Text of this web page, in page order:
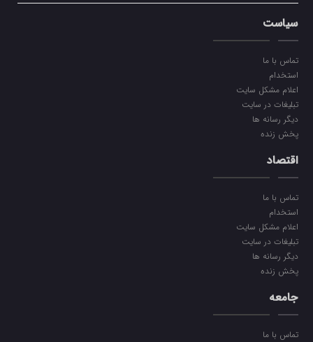
سیاست
تماس با ما
استخدام
اعلام مشکل سایت
تبلیغات در سایت
دیگر رسانه ها
پخش زنده
اقتصاد
تماس با ما
استخدام
اعلام مشکل سایت
تبلیغات در سایت
دیگر رسانه ها
پخش زنده
جامعه
تماس با ما